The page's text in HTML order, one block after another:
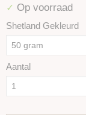
✓ Op voorraad
Shetland Gekleurd
Aantal